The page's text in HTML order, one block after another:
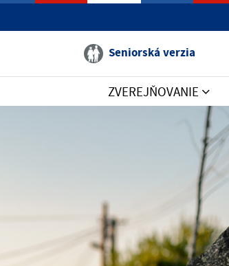
Seniorská verzia
ZVEREJŇOVANIE